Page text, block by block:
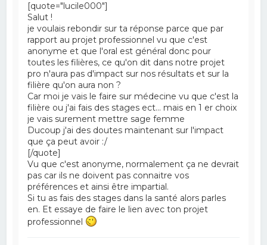
[quote="lucile000"]
Salut !
je voulais rebondir sur ta réponse parce que par
rapport au projet professionnel vu que c'est
anonyme et que l'oral est général donc pour
toutes les filières, ce qu'on dit dans notre projet
pro n'aura pas d'impact sur nos résultats et sur la
filière qu'on aura non ?
Car moi je vais le faire sur médecine vu que c'est la
filière ou j'ai fais des stages ect... mais en 1 er choix
je vais surement mettre sage femme
Ducoup j'ai des doutes maintenant sur l'impact
que ça peut avoir :/
[/quote]
Vu que c'est anonyme, normalement ça ne devrait
pas car ils ne doivent pas connaitre vos
préférences et ainsi être impartial.
Si tu as fais des stages dans la santé alors parles
en. Et essaye de faire le lien avec ton projet
professionnel